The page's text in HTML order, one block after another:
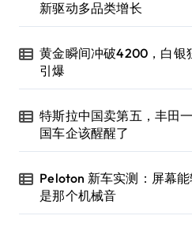
新驱动多品类增长
黄金瞬间冲破4200，白银
引爆
特斯拉中国卖第五，丰田
国车企该醒醒了
Peloton 新车实测：屏幕
是那个机械音